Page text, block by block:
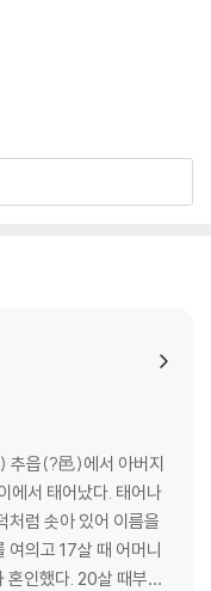
해 기존 많은 자료들을
」를 쉽게 읽고 싶은 독자
추읍(?邑)에서 아버지
서 태어났다. 태어나
처럼 솟아 있어 이름을
의고 17살 때 어머니
혼인했다. 20살 때부터